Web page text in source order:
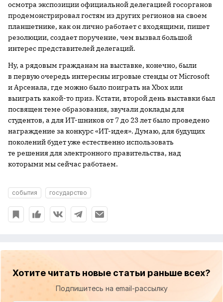
осмотра экспозиции официальной делегацией госорганов
продемонстрировал гостям из других регионов на своем
планшетнике, как он лично работает с входящими, пишет
резолюции, создает поручение, чем вызвал большой
интерес представителей делегаций.
Ну, а рядовым гражданам на выставке, конечно, были
в первую очередь интересны игровые стенды от Microsoft
и Арсенала, где можно было поиграть на Xbox или
выиграть какой-то приз. Кстати, второй день выставки был
посвящен теме образования, звучали доклады для
студентов, а для ИТ-шников от 7 до 23 лет было проведено
награждение за конкурс «ИТ-идея». Думаю, для будущих
поколений будет уже естественно использовать
те решения для электронного правительства, над
которыми мы сейчас работаем.
события государство
Хотите читать новые статьи раньше всех?
Подпишитесь на email-рассылку